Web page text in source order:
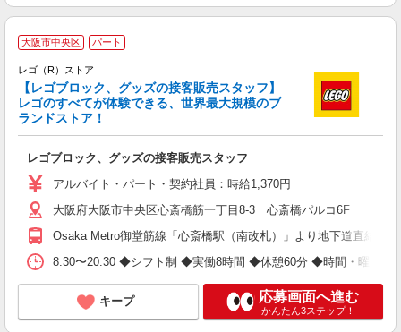
大阪市中央区 パート
レゴ（R）ストア
【レゴブロック、グッズの接客販売スタッフ】
レゴのすべてが体験できる、世界最大規模のブ
ランドストア！
レゴブロック、グッズの接客販売スタッフ
アルバイト・パート・契約社員：時給1,370円
大阪府大阪市中央区心斎橋筋一丁目8-3 心斎橋パルコ6F
Osaka Metro御堂筋線「心斎橋駅（南改札）」より地下道直結
8:30〜20:30 ◆シフト制 ◆実働8時間 ◆休憩60分 ◆時間・曜日応
キープ 応募画面へ進む
かんたん3ステップ！